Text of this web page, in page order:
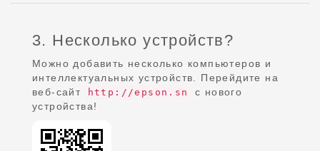
3. Несколько устройств?
Можно добавить несколько компьютеров и
интеллектуальных устройств. Перейдите на
веб-сайт
http://epson.sn
с нового
устройства!